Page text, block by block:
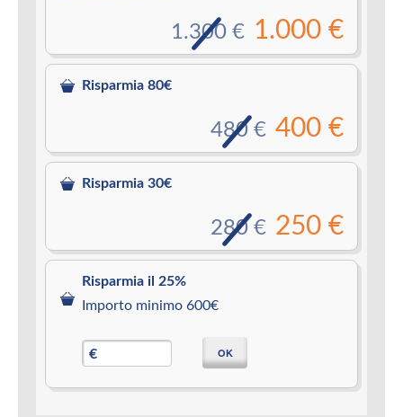
1.000 €
1.300 €
Risparmia 80€
400 €
480 €
Risparmia 30€
250 €
280 €
Risparmia il 25%
Importo minimo 600€
€ OK